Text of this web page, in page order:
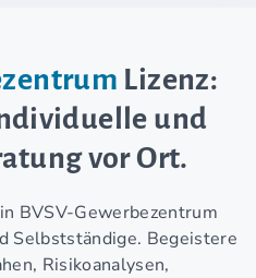
Lizenz:
und
vor Ort.
BVSV-Gewerbezentrum
Selbstständige. Begeistere
Risikoanalysen,